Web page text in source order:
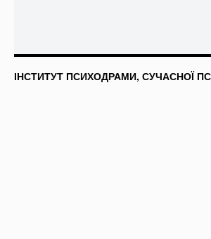
ІНСТИТУТ ПСИХОДРАМИ, СУЧАСНОЇ